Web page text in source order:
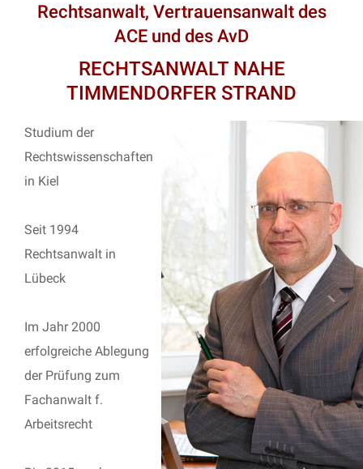
Rechtsanwalt, Vertrauensanwalt des
ACE und des AvD
RECHTSANWALT NAHE
TIMMENDORFER STRAND
Studium der
Rechtswissenschaften
in Kiel
Seit 1994
Rechtsanwalt in
Lübeck
Im Jahr 2000
erfolgreiche Ablegung
der Prüfung zum
Fachanwalt f.
Arbeitsrecht